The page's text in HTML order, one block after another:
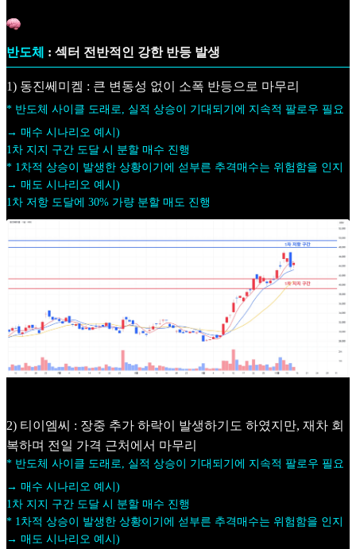
반도체 : 섹터 전반적인 강한 반등 발생
1) 동진쎄미켐 : 큰 변동성 없이 소폭 반등으로 마무리
* 반도체 사이클 도래로, 실적 상승이 기대되기에 지속적 팔로우 필요
→ 매수 시나리오 예시)
1차 지지 구간 도달 시 분할 매수 진행
* 1차적 상승이 발생한 상황이기에 섣부른 추격매수는 위험함을 인지
→ 매도 시나리오 예시)
1차 저항 도달에 30% 가량 분할 매도 진행
2) 티이엠씨 : 장중 추가 하락이 발생하기도 하였지만, 재차 회
복하며 전일 가격 근처에서 마무리
* 반도체 사이클 도래로, 실적 상승이 기대되기에 지속적 팔로우 필요
→ 매수 시나리오 예시)
1차 지지 구간 도달 시 분할 매수 진행
* 1차적 상승이 발생한 상황이기에 섣부른 추격매수는 위험함을 인지
→ 매도 시나리오 예시)